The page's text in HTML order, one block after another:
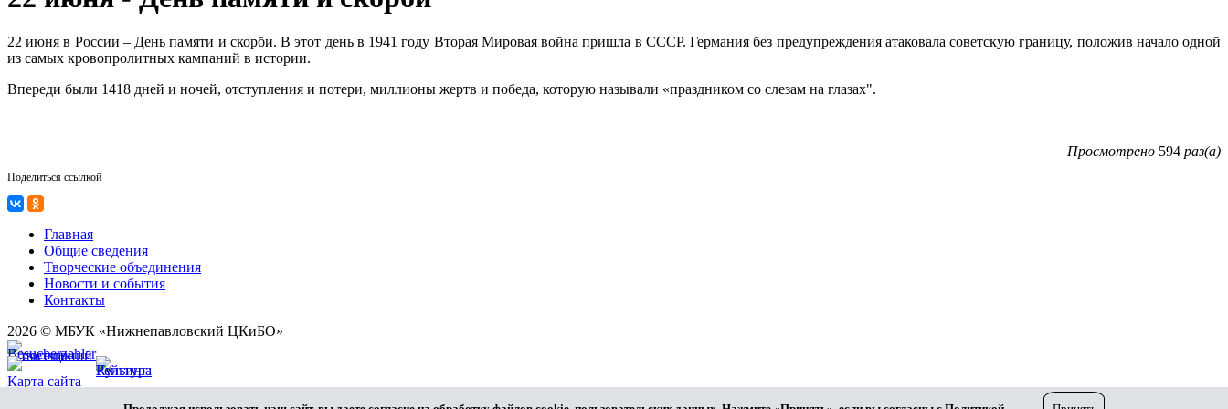
22 июня в России – День памяти и скорби. В этот день в 1941 году Вторая Мировая война пришла в СССР. Германия без предупреждения атаковала советскую границу, положив начало одной
из самых кровопролитных кампаний в истории.
Впереди были 1418 дней и ночей, отступления и потери, миллионы жертв и победа, которую называли «праздником со слезам на глазах".
Просмотрено 594 раз(а)
Поделиться ссылкой
Главная
Общие сведения
Творческие объединения
Новости и события
Контакты
2026 © МБУК «Нижнепавловский ЦКиБО»
Карта сайта